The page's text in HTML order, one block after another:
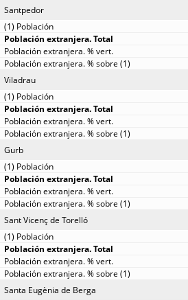
Santpedor
Viladrau
Gurb
Sant Vicenç de Torelló
Santa Eugènia de Berga